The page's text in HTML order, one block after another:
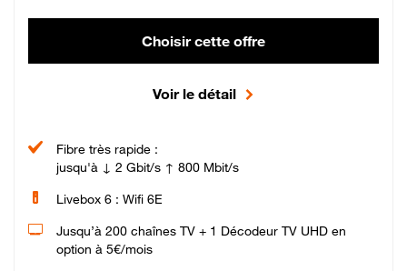
Choisir cette offre
Voir le détail
Fibre très rapide :
jusqu'à ↓ 2 Gbit/s ↑ 800 Mbit/s
Livebox 6 : Wifi 6E
Jusqu’à 200 chaînes TV + 1 Décodeur TV UHD en
option à 5€/mois